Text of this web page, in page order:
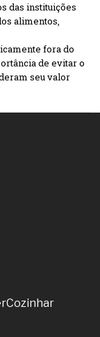
das instituições
alimentos,
fora do
de evitar o
seu valor
Cozinhar